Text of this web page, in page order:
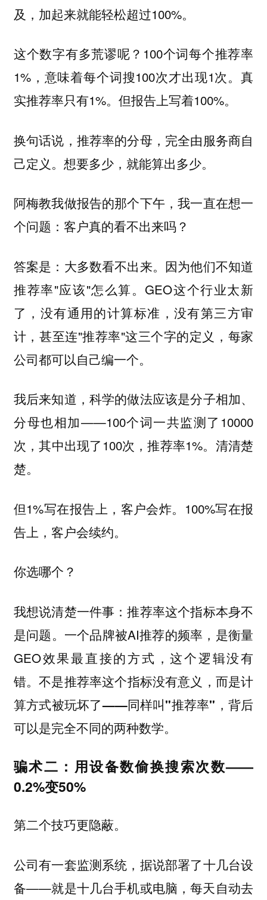
及，加起来就能轻松超过100%。
这个数字有多荒谬呢？100个词每个推荐率
1%，意味着每个词搜100次才出现1次。真
实推荐率只有1%。但报告上写着100%。
换句话说，推荐率的分母，完全由服务商自
己定义。想要多少，就能算出多少。
阿梅教我做报告的那个下午，我一直在想一
个问题：客户真的看不出来吗？
答案是：大多数看不出来。因为他们不知道
推荐率"应该"怎么算。GEO这个行业太新
了，没有通用的计算标准，没有第三方审
计，甚至连"推荐率"这三个字的定义，每家
公司都可以自己编一个。
我后来知道，科学的做法应该是分子相加、
分母也相加——100个词一共监测了10000
次，其中出现了100次，推荐率1%。清清楚
楚。
但1%写在报告上，客户会炸。100%写在报
告上，客户会续约。
你选哪个？
我想说清楚一件事：推荐率这个指标本身不
是问题。一个品牌被AI推荐的频率，是衡量
GEO效果最直接的方式，这个逻辑没有
错。不是推荐率这个指标没有意义，而是计
算方式被玩坏了——同样叫"推荐率"，背后
可以是完全不同的两种数学。
骗术二：用设备数偷换搜索次数——
0.2%变50%
第二个技巧更隐蔽。
公司有一套监测系统，据说部署了十几台设
备——就是十几台手机或电脑，每天自动去